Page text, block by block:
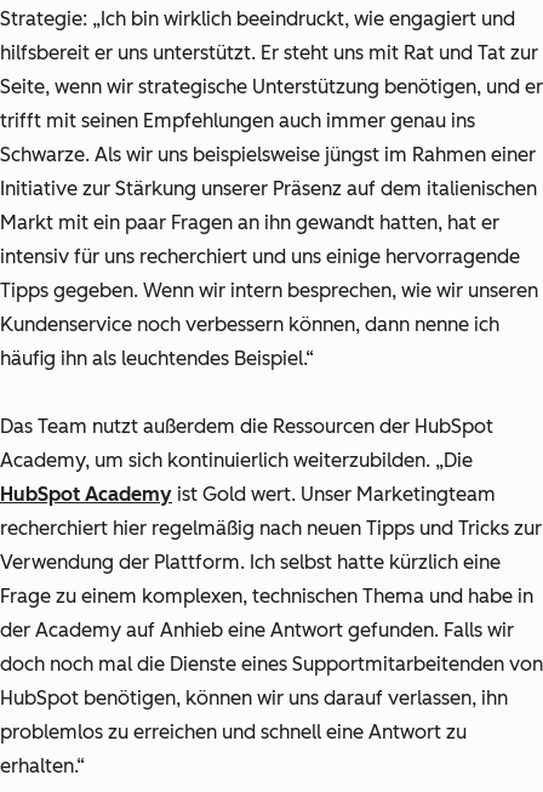
Strategie: „Ich bin wirklich beeindruckt, wie engagiert und
hilfsbereit er uns unterstützt. Er steht uns mit Rat und Tat zur
Seite, wenn wir strategische Unterstützung benötigen, und er
trifft mit seinen Empfehlungen auch immer genau ins
Schwarze. Als wir uns beispielsweise jüngst im Rahmen einer
Initiative zur Stärkung unserer Präsenz auf dem italienischen
Markt mit ein paar Fragen an ihn gewandt hatten, hat er
intensiv für uns recherchiert und uns einige hervorragende
Tipps gegeben. Wenn wir intern besprechen, wie wir unseren
Kundenservice noch verbessern können, dann nenne ich
häufig ihn als leuchtendes Beispiel.“
Das Team nutzt außerdem die Ressourcen der HubSpot
Academy, um sich kontinuierlich weiterzubilden. „Die
HubSpot Academy ist Gold wert. Unser Marketingteam
recherchiert hier regelmäßig nach neuen Tipps und Tricks zur
Verwendung der Plattform. Ich selbst hatte kürzlich eine
Frage zu einem komplexen, technischen Thema und habe in
der Academy auf Anhieb eine Antwort gefunden. Falls wir
doch noch mal die Dienste eines Supportmitarbeitenden von
HubSpot benötigen, können wir uns darauf verlassen, ihn
problemlos zu erreichen und schnell eine Antwort zu
erhalten.“